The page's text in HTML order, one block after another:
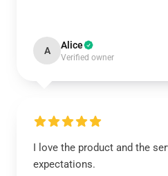
A Alice
Verified owner
I love the product and the
expectations.